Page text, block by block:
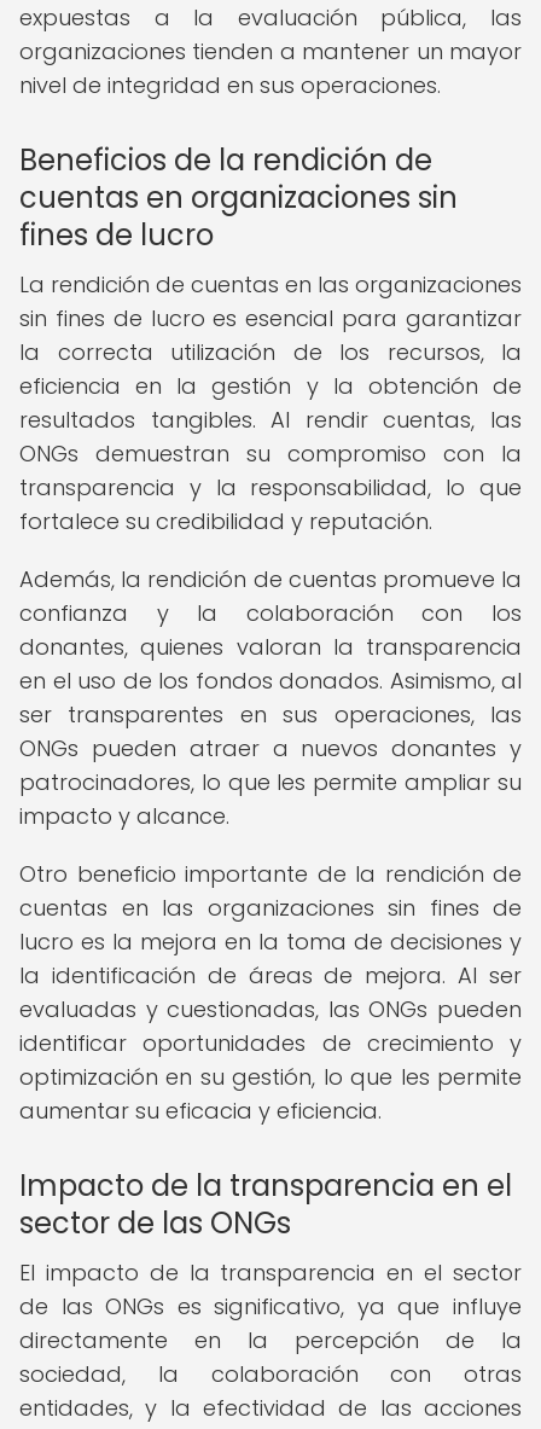
expuestas a la evaluación pública, las
organizaciones tienden a mantener un mayor
nivel de integridad en sus operaciones.
Beneficios de la rendición de
cuentas en organizaciones sin
fines de lucro
La rendición de cuentas en las organizaciones
sin fines de lucro es esencial para garantizar
la correcta utilización de los recursos, la
eficiencia en la gestión y la obtención de
resultados tangibles. Al rendir cuentas, las
ONGs demuestran su compromiso con la
transparencia y la responsabilidad, lo que
fortalece su credibilidad y reputación.
Además, la rendición de cuentas promueve la
confianza y la colaboración con los
donantes, quienes valoran la transparencia
en el uso de los fondos donados. Asimismo, al
ser transparentes en sus operaciones, las
ONGs pueden atraer a nuevos donantes y
patrocinadores, lo que les permite ampliar su
impacto y alcance.
Otro beneficio importante de la rendición de
cuentas en las organizaciones sin fines de
lucro es la mejora en la toma de decisiones y
la identificación de áreas de mejora. Al ser
evaluadas y cuestionadas, las ONGs pueden
identificar oportunidades de crecimiento y
optimización en su gestión, lo que les permite
aumentar su eficacia y eficiencia.
Impacto de la transparencia en el
sector de las ONGs
El impacto de la transparencia en el sector
de las ONGs es significativo, ya que influye
directamente en la percepción de la
sociedad, la colaboración con otras
entidades, y la efectividad de las acciones